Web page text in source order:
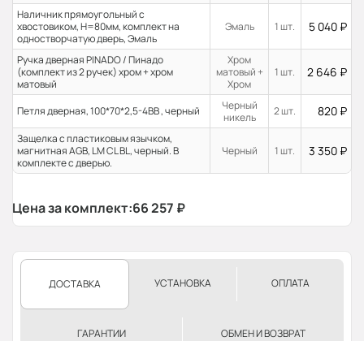
Наличник прямоугольный с
хвостовиком, H=80мм, комплект на
одностворчатую дверь, Эмаль
Эмаль 1 шт. 5 040 ₽
Ручка дверная PINADO / Пинадо
(комплект из 2 ручек) хром + хром
матовый
Хром
матовый +
Хром
1 шт. 2 646 ₽
Петля дверная, 100*70*2,5-4ВВ , черный
Черный
никель
2 шт. 820 ₽
Защелка с пластиковым язычком,
магнитная AGB, LM CL BL, черный. В
комплекте с дверью.
Черный 1 шт. 3 350 ₽
Цена за комплект:66 257 ₽
ДОСТАВКА УСТАНОВКА ОПЛАТА
ГАРАНТИИ ОБМЕН И ВОЗВРАТ